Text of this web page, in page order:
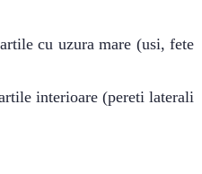
cu uzura mare (usi, fete
interioare (pereti laterali